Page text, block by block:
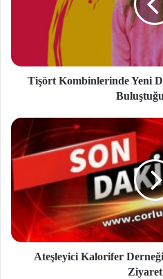
Tişört Kombinlerinde Yeni
Ateşleyici Kalorifer